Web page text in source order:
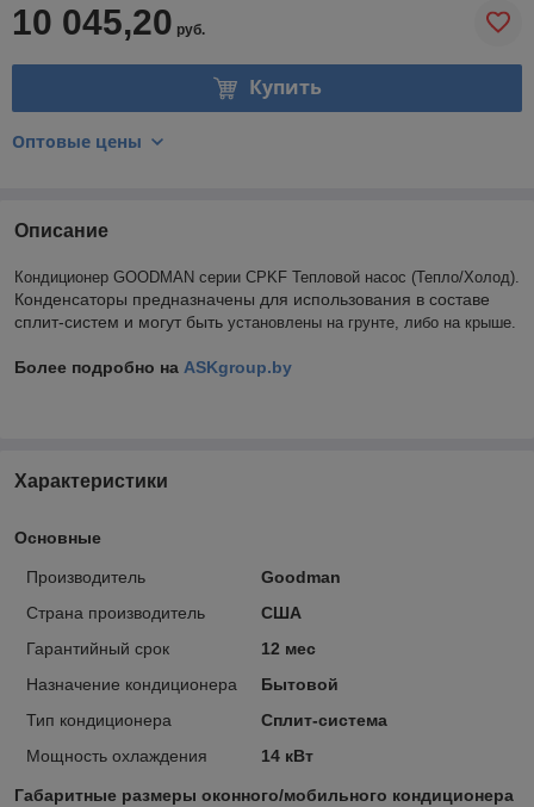
10 045,20 руб.
Купить
Оптовые цены
Описание
Кондиционер GOODMAN серии CPKF Тепловой насос (Тепло/Холод).
Конденсаторы предназначены для использования в составе
сплит-систем и могут быть установлены на грунте, либо на крыше.
Более подробно на ASKgroup.by
Характеристики
Основные
Производитель
Goodman
Страна производитель
США
Гарантийный срок
12 мес
Назначение кондиционера
Бытовой
Тип кондиционера
Сплит-система
Мощность охлаждения
14 кВт
Габаритные размеры оконного/мобильного кондиционера